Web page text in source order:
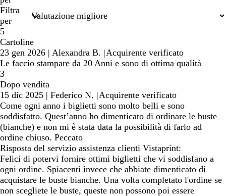
di
ricerca
Filtra
per
5
Cartoline
23 gen 2026 | Alexandra B. |Acquirente verificato
Le faccio stampare da 20 Anni e sono di ottima qualità
3
Dopo vendita
15 dic 2025 | Federico N. |Acquirente verificato
Come ogni anno i biglietti sono molto belli e sono
soddisfatto. Quest’anno ho dimenticato di ordinare le buste
(bianche) e non mi è stata data la possibilità di farlo ad
ordine chiuso. Peccato
Risposta del servizio assistenza clienti Vistaprint:
Felici di potervi fornire ottimi biglietti che vi soddisfano a
ogni ordine. Spiacenti invece che abbiate dimenticato di
acquistare le buste bianche. Una volta completato l'ordine se
non scegliete le buste, queste non possono poi essere